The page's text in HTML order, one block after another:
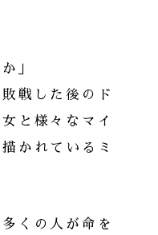
」
戦した後のド
と様々なマイ
かれているミ
くの人が命を